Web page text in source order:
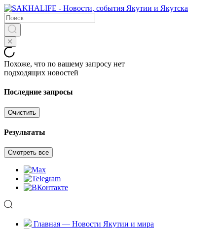
Похоже, что по вашему запросу нет
подходящих новостей
Последние запросы
Очистить
Результаты
Смотреть все
Главная — Новости Якутии и мира